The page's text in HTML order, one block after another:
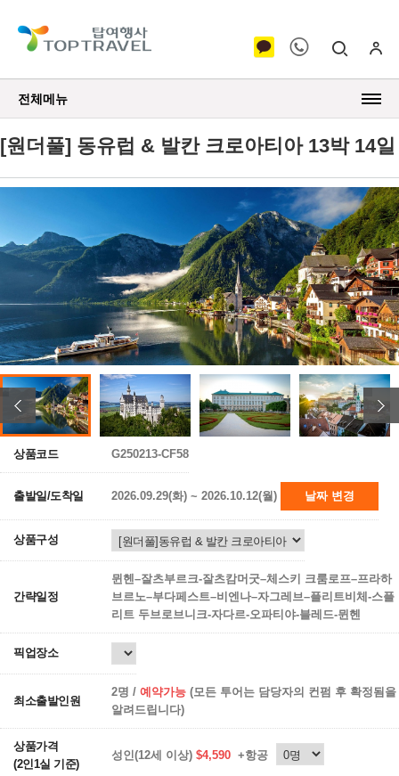
전체메뉴
[원더풀] 동유럽 & 발칸 크로아티아 13박 14일
상품코드 G250213-CF58
출발일/도착일 2026.09.29(화) ~ 2026.10.12(월) 날짜 변경
상품구성
간략일정
뮌헨–잘츠부르크-잘츠캄머굿–체스키 크룸로프–프라하
브르노–부다페스트–비엔나–자그레브–플리트비체-스플
리트 두브로브니크-자다르-오파티야-블레드-뮌헨
픽업장소
최소출발인원
2명 / 예약가능 (모든 투어는 담당자의 컨펌 후 확정됨을
알려드립니다)
상품가격
(2인1실 기준)
성인(12세 이상) $4,590 +항공